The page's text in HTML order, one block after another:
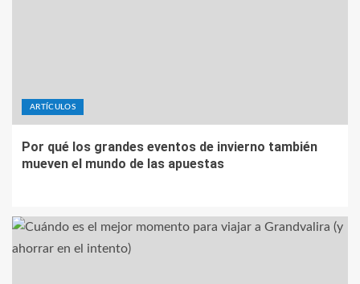
ARTÍCULOS
Por qué los grandes eventos de invierno también
mueven el mundo de las apuestas